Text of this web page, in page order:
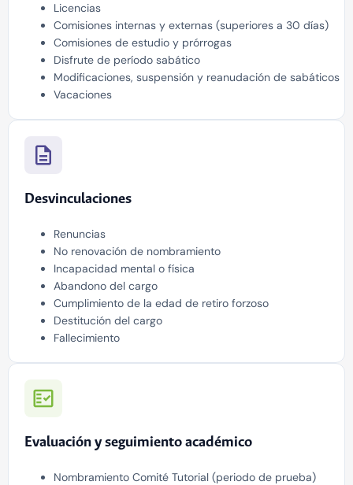
Licencias
Comisiones internas y externas (superiores a 30 días)
Comisiones de estudio y prórrogas
Disfrute de período sabático
Modificaciones, suspensión y reanudación de sabáticos
Vacaciones
Desvinculaciones
Renuncias
No renovación de nombramiento
Incapacidad mental o física
Abandono del cargo
Cumplimiento de la edad de retiro forzoso
Destitución del cargo
Fallecimiento
Evaluación y seguimiento académico
Nombramiento Comité Tutorial (periodo de prueba)